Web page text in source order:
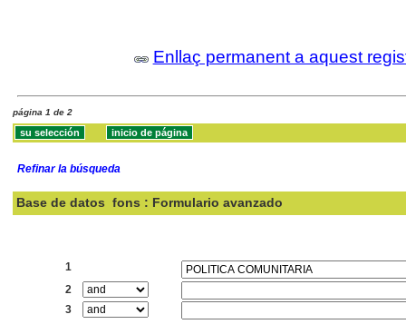
Enllaç permanent a aquest
página 1 de 2
Refinar la búsqueda
Base de datos fons : Formulario avanzado
1
2
3